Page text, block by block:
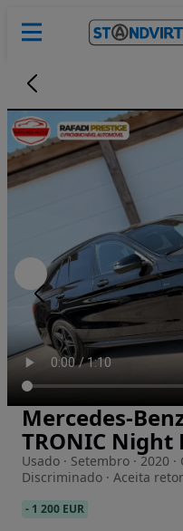
Imagem 1 de 43
Mercedes-
TRONIC Night
Usado · Setembro · 2020
Discriminado · Aceita
- 1 200 EUR